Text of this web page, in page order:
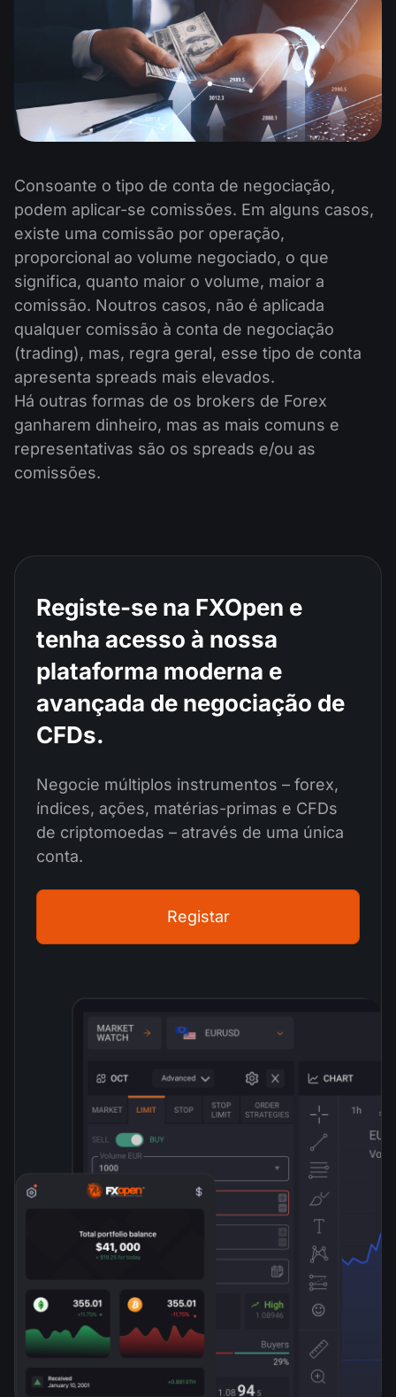
Consoante o tipo de conta de negociação,
podem aplicar-se comissões. Em alguns casos,
existe uma comissão por operação,
proporcional ao volume negociado, o que
significa, quanto maior o volume, maior a
comissão. Noutros casos, não é aplicada
qualquer comissão à conta de negociação
(trading), mas, regra geral, esse tipo de conta
apresenta spreads mais elevados.
Há outras formas de os brokers de Forex
ganharem dinheiro, mas as mais comuns e
representativas são os spreads e/ou as
comissões.
Registe-se na FXOpen e
tenha acesso à nossa
plataforma moderna e
avançada de negociação de
CFDs.
Negocie múltiplos instrumentos – forex,
índices, ações, matérias-primas e CFDs
de criptomoedas – através de uma única
conta.
Registar